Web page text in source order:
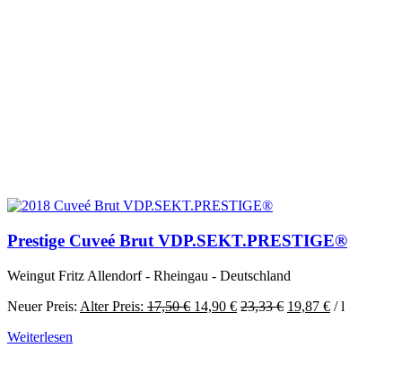
Prestige Cuveé Brut VDP.SEKT.PRESTIGE®
Weingut Fritz Allendorf - Rheingau - Deutschland
Neuer Preis: Alter Preis: 17,50€ Ursprünglicher
14,90 €Aktueller
23,33€ 19,87 € /l
Weiterlesen